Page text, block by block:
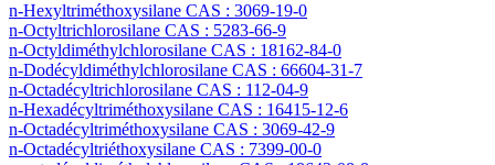
n-Hexyltriméthoxysilane CAS : 3069-19-0
n-Octyltrichlorosilane CAS : 5283-66-9
n-Octyldiméthylchlorosilane CAS : 18162-84-0
n-Dodécyldiméthylchlorosilane CAS : 66604-31-7
n-Octadécyltrichlorosilane CAS : 112-04-9
n-Hexadécyltriméthoxysilane CAS : 16415-12-6
n-Octadécyltriméthoxysilane CAS : 3069-42-9
n-Octadécyltriéthoxysilane CAS : 7399-00-0